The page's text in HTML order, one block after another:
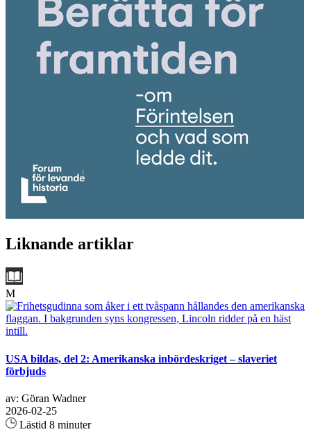
Liknande artiklar
M
USA bildas, del 2: Amerikanska inbördeskriget – slaveriet
förbjuds
av: Göran Wadner
2026-02-25
Lästid 8 minuter